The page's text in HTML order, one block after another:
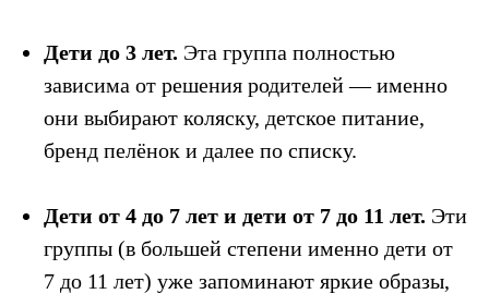
Дети до 3 лет. Эта группа полностью
зависима от решения родителей — именно
они выбирают коляску, детское питание,
бренд пелёнок и далее по списку.
Дети от 4 до 7 лет и дети от 7 до 11 лет. Эти
группы (в большей степени именно дети от
7 до 11 лет) уже запоминают яркие образы,